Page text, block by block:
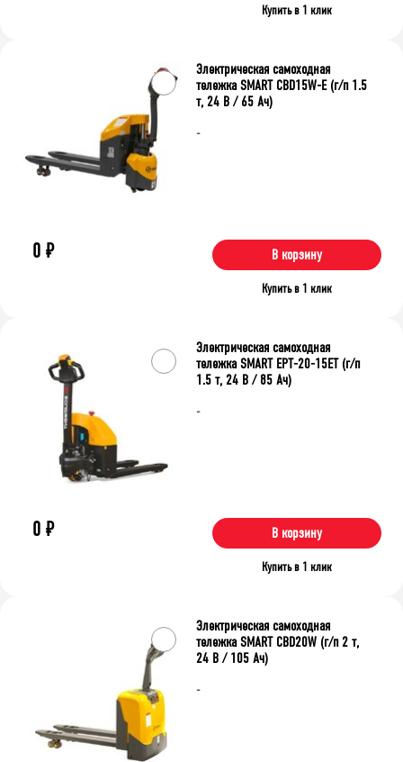
Купить в 1 клик
-
Электрическая самоходная
тележка SMART CBD15W-E (г/п 1.5
т, 24 В / 65 Ач)
0 ₽ В корзину
Купить в 1 клик
-
Электрическая самоходная
тележка SMART ЕРТ-20-15ET (г/п
1.5 т, 24 В / 85 Ач)
0 ₽ В корзину
Купить в 1 клик
-
Электрическая самоходная
тележка SMART CBD20W (г/п 2 т,
24 В / 105 Ач)